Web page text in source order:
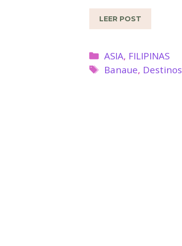
LEER POST
Categorías
ASIA, FILIPINAS
Etiquetas
Banaue, Destinos